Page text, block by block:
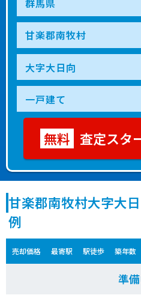
査定スタ
甘楽郡南牧村大字大
例
売却価格 最寄駅 駅徒歩 築年数
準